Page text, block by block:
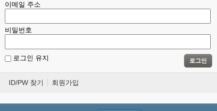
이메일 주소
비밀번호
로그인 유지 로그인
ID/PW 찾기 회원가입